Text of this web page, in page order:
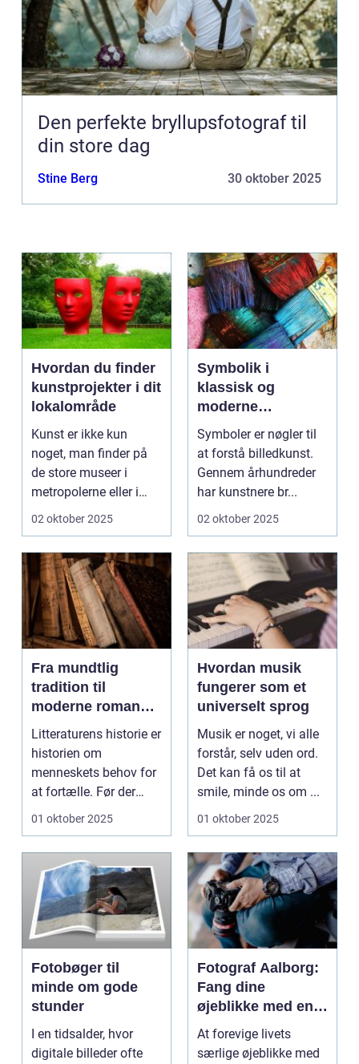
Den perfekte bryllupsfotograf til
din store dag
Stine Berg 30 oktober 2025
Hvordan du finder
kunstprojekter i dit
lokalområde
Kunst er ikke kun
noget, man finder på
de store museer i
metropolerne eller i
internationale g...
02 oktober 2025
Symbolik i
klassisk og
moderne
billedkunst
Symboler er nøgler til
at forstå billedkunst.
Gennem århundreder
har kunstnere br...
02 oktober 2025
Fra mundtlig
tradition til
moderne romaner:
Litteraturens
udvikling
Litteraturens historie er
historien om
menneskets behov for
at fortælle. Før der
fandte...
01 oktober 2025
Hvordan musik
fungerer som et
universelt sprog
Musik er noget, vi alle
forstår, selv uden ord.
Det kan få os til at
smile, minde os om ...
01 oktober 2025
Fotobøger til
minde om gode
stunder
I en tidsalder, hvor
digitale billeder ofte
Fotograf Aalborg:
Fang dine
øjeblikke med en
professionel
fotograf
At forevige livets
særlige øjeblikke med